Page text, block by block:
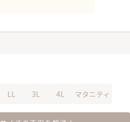
LL 3L 4L マタニティ